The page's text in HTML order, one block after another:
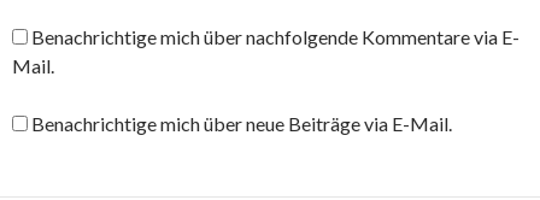
Benachrichtige mich über nachfolgende Kommentare via E-
Mail.
Benachrichtige mich über neue Beiträge via E-Mail.